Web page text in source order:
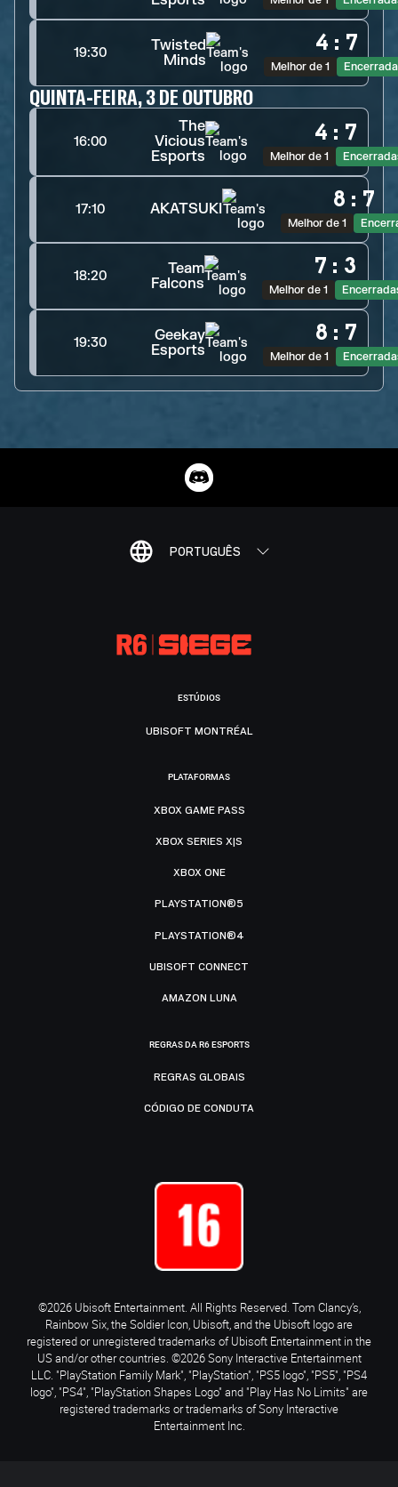
19:30
Twisted
Minds
4 : 7
Melhor de 1
QUINTA-FEIRA, 3 DE OUTUBRO
16:00
The
Vicious
Esports
4 : 7
Melhor de 1
17:10 AKATSUKI 8 : 7
Melhor de 1
18:20
Team
Falcons
7 : 3
Melhor de 1
19:30
Geekay
Esports
8 : 7
Melhor de 1
PORTUGUÊS
ESTÚDIOS
UBISOFT MONTRÉAL
PLATAFORMAS
XBOX GAME PASS
XBOX SERIES X|S
XBOX ONE
PLAYSTATION®5
PLAYSTATION®4
UBISOFT CONNECT
AMAZON LUNA
REGRAS DA R6 ESPORTS
REGRAS GLOBAIS
CÓDIGO DE CONDUTA
©2026 Ubisoft Entertainment. All Rights Reserved. Tom Clancy’s,
Rainbow Six, the Soldier Icon, Ubisoft, and the Ubisoft logo are
registered or unregistered trademarks of Ubisoft Entertainment in the
US and/or other countries. ©2026 Sony Interactive Entertainment
LLC. "PlayStation Family Mark", "PlayStation", "PS5 logo", "PS5", "PS4
logo", "PS4", "PlayStation Shapes Logo" and "Play Has No Limits" are
registered trademarks or trademarks of Sony Interactive
Entertainment Inc.